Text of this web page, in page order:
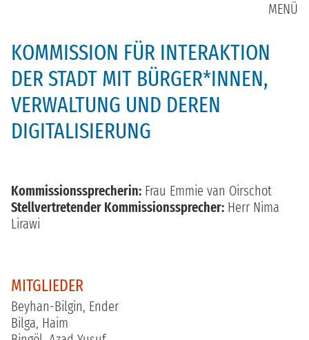
MENÜ
KOMMISSION FÜR INTERAKTION
DER STADT MIT BÜRGER*INNEN,
VERWALTUNG UND DEREN
DIGITALISIERUNG
Kommissionssprecherin: Frau Emmie van Oirschot
Stellvertretender Kommissionssprecher: Herr Nima
Lirawi
MITGLIEDER
Beyhan-Bilgin, Ender
Bilga, Haim